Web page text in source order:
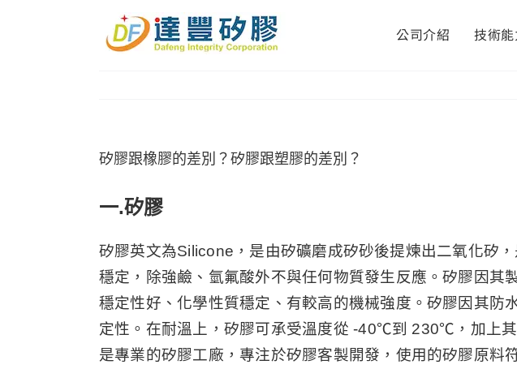
公司介紹 技術能
矽膠跟橡膠的差別？矽膠跟塑膠的差別？
一.矽膠
矽膠英文為Silicone，是由矽礦磨成矽砂後提煉出二氧化矽
穩定，除強鹼、氫氟酸外不與任何物質發生反應。矽膠因
穩定性好、化學性質穩定、有較高的機械強度。矽膠因其
定性。在耐溫上，矽膠可承受溫度從 -40℃到 230℃，加上
是專業的矽膠工廠，專注於矽膠客製開發，使用的矽膠原